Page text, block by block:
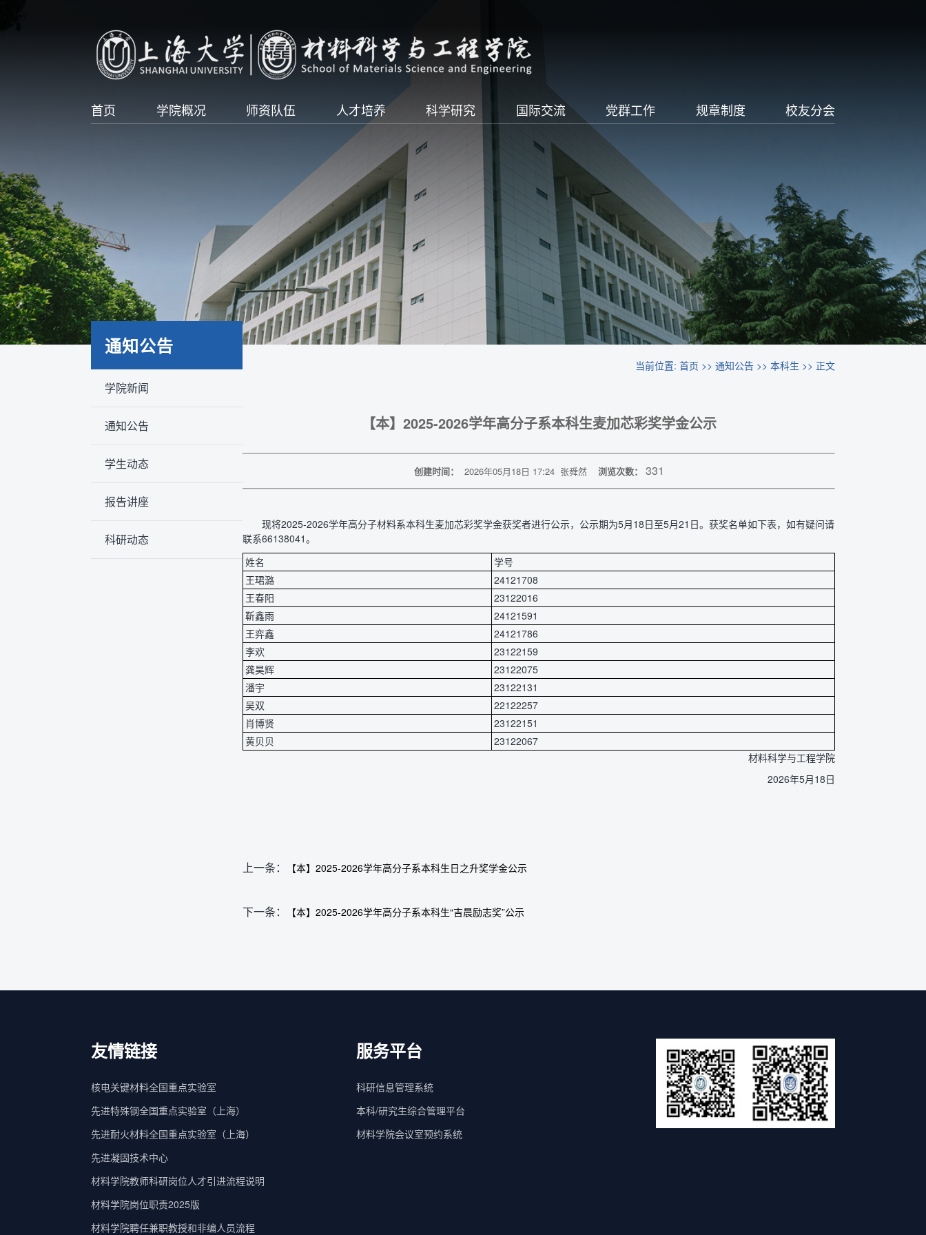
首页 学院概况 师资队伍 人才培养 科学研究 国际交流 党群工作 规章制度 校友分会
通知公告
学院新闻
通知公告
学生动态
报告讲座
科研动态
当前位置: 首页 >> 通知公告 >> 本科生 >> 正文
【本】2025-2026学年高分子系本科生麦加芯彩奖学金公示
创建时间： 2026年05月18日 17:24 张舜然 浏览次数： 331
现将2025-2026学年高分子材料系本科生麦加芯彩奖学金获奖者进行公示，公示期为5月18日至5月21日。获奖名单如下表，如有疑问请
联系66138041。
姓名
学号
王珺潞
24121708
王春阳
23122016
靳鑫雨
24121591
王弈鑫
24121786
李欢
23122159
龚昊辉
23122075
潘宇
23122131
吴双
22122257
肖博贤
23122151
黄贝贝
23122067
材料科学与工程学院
2026年5月18日
上一条： 【本】2025-2026学年高分子系本科生日之升奖学金公示
下一条： 【本】2025-2026学年高分子系本科生“吉晨励志奖”公示
友情链接
核电关键材料全国重点实验室
先进特殊钢全国重点实验室（上海）
先进耐火材料全国重点实验室（上海）
先进凝固技术中心
材料学院教师科研岗位人才引进流程说明
材料学院岗位职责2025版
材料学院聘任兼职教授和非编人员流程
服务平台
科研信息管理系统
本科/研究生综合管理平台
材料学院会议室预约系统